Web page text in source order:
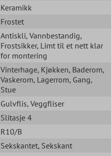
Keramikk
Frostet
Antiskli, Vannbestandig,
Frostsikker, Limt til et nett klar
for montering
Vinterhage, Kjøkken, Baderom,
Vaskerom, Lagerrom, Gang,
Stue
Gulvflis, Veggfliser
Slitasje 4
R10/B
Sekskantet, Sekskant